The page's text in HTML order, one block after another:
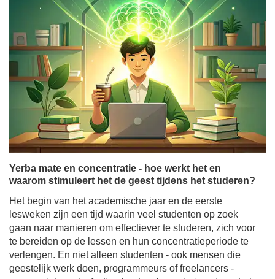
Yerba mate en concentratie - hoe werkt het en
waarom stimuleert het de geest tijdens het studeren?
Het begin van het academische jaar en de eerste
lesweken zijn een tijd waarin veel studenten op zoek
gaan naar manieren om effectiever te studeren, zich voor
te bereiden op de lessen en hun concentratieperiode te
verlengen. En niet alleen studenten - ook mensen die
geestelijk werk doen, programmeurs of freelancers -
als koffie, of werkt het anders?
Meer lezen